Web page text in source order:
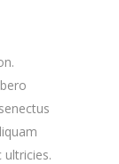
ultricies.